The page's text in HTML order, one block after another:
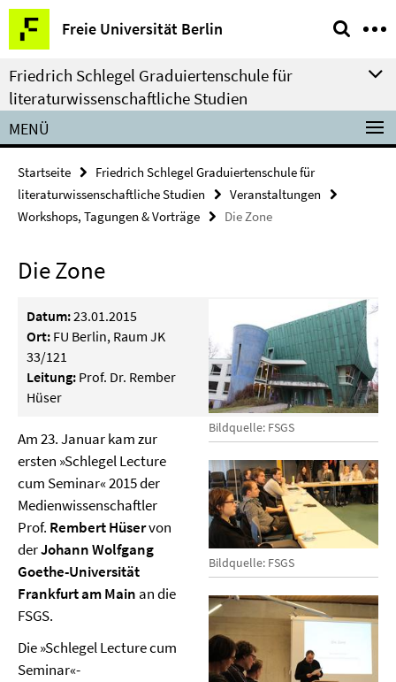
Springe
direkt
zu
Inhalt
Freie Universität Berlin
Service-
Navigation
Friedrich Schlegel Graduiertenschule für
literaturwissenschaftliche Studien
MENÜ
Startseite
Friedrich Schlegel Graduiertenschule für
literaturwissenschaftliche Studien
Veranstaltungen
Workshops, Tagungen & Vorträge
Die Zone
Die Zone
Bildquelle: FSGS
Bildquelle: FSGS
Datum:23.01.2015
Ort: FU Berlin, Raum JK
33/121
Leitung: Prof. Dr. Rember
Hüser
Am 23. Januar kam zur
ersten »Schlegel Lecture
cum Seminar« 2015 der
Medienwissenschaftler
Prof. Rembert Hüservon
derJohann Wolfgang
Goethe-Universität
Frankfurt am Main an die
FSGS.
Die »Schlegel Lecture cum
Seminar«-